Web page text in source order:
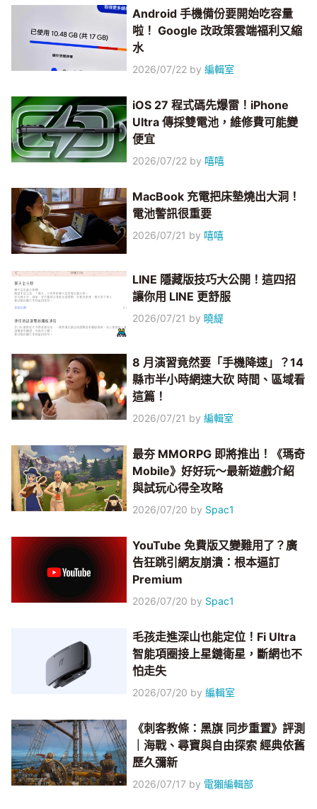
Android 手機備份要開始吃容量
啦！ Google 改政策雲端福利又縮
水
2026/07/22 by編輯室
iOS 27 程式碼先爆雷！iPhone
Ultra 傳採雙電池，維修費可能變
便宜
2026/07/22 by 嘻嘻
MacBook 充電把床墊燒出大洞！
電池警訊很重要
2026/07/21 by 嘻嘻
LINE 隱藏版技巧大公開！這四招
讓你用 LINE 更舒服
2026/07/21 by 曉緹
8 月演習竟然要「手機降速」？14
縣市半小時網速大砍 時間、區域看
這篇！
2026/07/21 by編輯室
最夯 MMORPG 即將推出！《瑪奇
Mobile》好好玩～最新遊戲介紹
與試玩心得全攻略
2026/07/20 by Spac1
YouTube 免費版又變難用了？廣
告狂跳引網友崩潰：根本逼訂
Premium
2026/07/20 by Spac1
毛孩走進深山也能定位！Fi Ultra
智能項圈接上星鏈衛星，斷網也不
怕走失
2026/07/20 by編輯室
《刺客教條：黑旗 同步重置》評測
｜海戰、尋寶與自由探索 經典依舊
歷久彌新
2026/07/17 by 電獺編輯部